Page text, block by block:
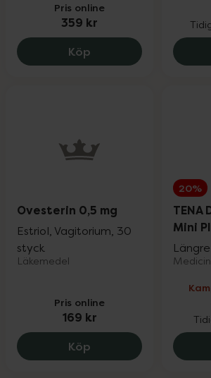
Pris online
359 kr
Köp Balans Plus
Ovesterin 0,5 mg
Estriol, Vagitorium, 30
styck
Läkemedel
Pris online
169 kr
Köp Ovesterin 0,5 mg,
20%
TENA
Mini